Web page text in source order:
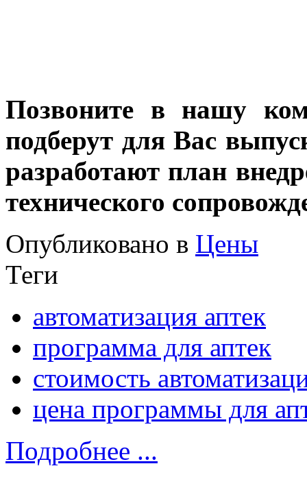
Позвоните в нашу
подберут для Вас
разработают план
технического
Опубликовано в Цены
Теги
автоматизация аптек
программа для аптек
стоимость
цена программы для
Подробнее ...